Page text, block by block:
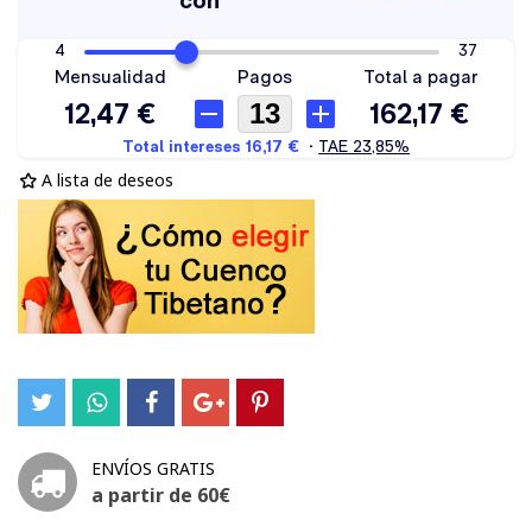
A lista de deseos
ENVÍOS GRATIS
a partir de 60€